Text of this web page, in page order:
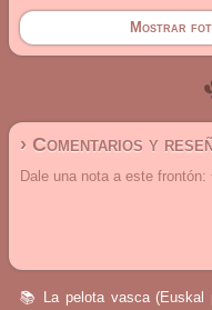
Mostrar
› Comentarios y
Dale una nota a este frontón:
📚 La pelota vasca (Euskal